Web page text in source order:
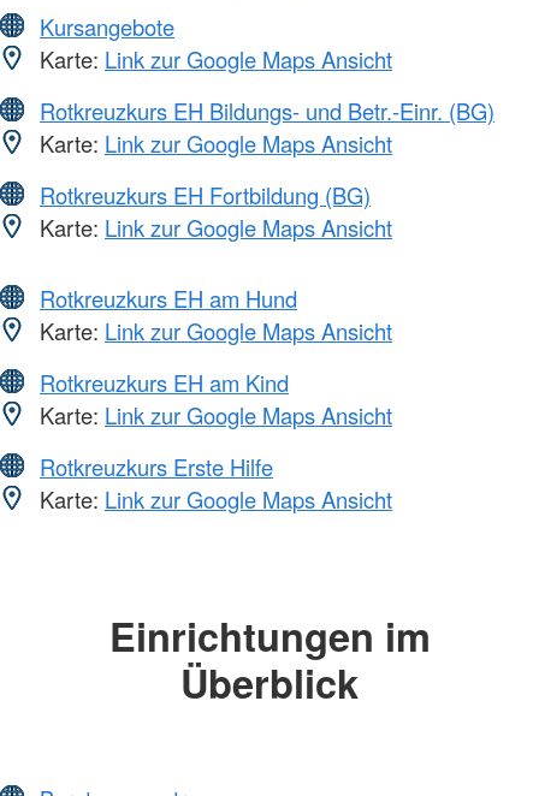
Kursangebote
Karte: Link zur Google Maps Ansicht
Rotkreuzkurs EH Bildungs- und Betr.-Einr. (BG)
Karte: Link zur Google Maps Ansicht
Rotkreuzkurs EH Fortbildung (BG)
Karte: Link zur Google Maps Ansicht
Rotkreuzkurs EH am Hund
Karte: Link zur Google Maps Ansicht
Rotkreuzkurs EH am Kind
Karte: Link zur Google Maps Ansicht
Rotkreuzkurs Erste Hilfe
Karte: Link zur Google Maps Ansicht
Einrichtungen im
Überblick